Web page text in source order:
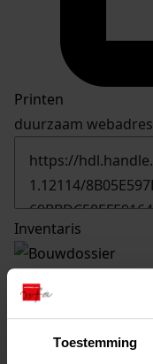
Toestemming
Printen
duurzaam webadres
Inventaris
06-12-1950
06-12-1950